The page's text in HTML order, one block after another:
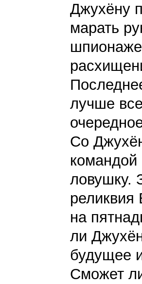
Джухёну
марать
лучше
Со
ловушку.
реликвия
на
ли
будущее
Сможет